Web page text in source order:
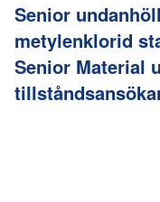
Senior
metylenklorid
Senior Material